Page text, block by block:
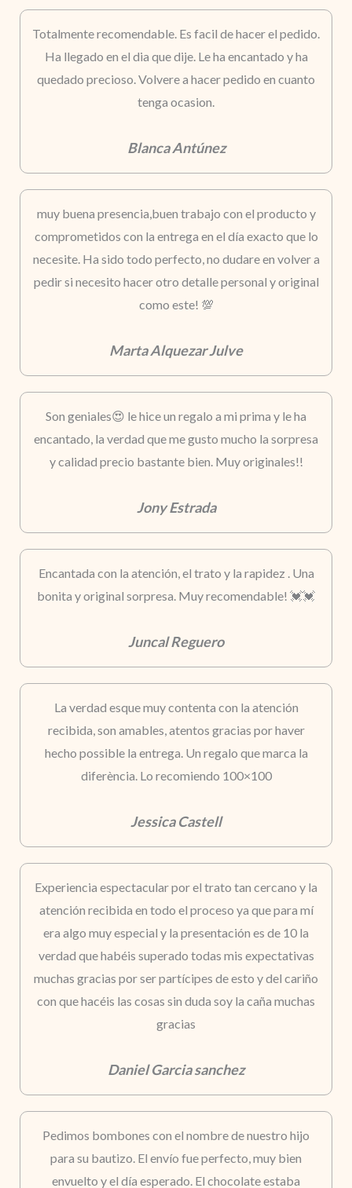
Totalmente recomendable. Es facil de hacer el pedido.
Ha llegado en el dia que dije. Le ha encantado y ha
quedado precioso. Volvere a hacer pedido en cuanto
tenga ocasion.
Blanca Antúnez
muy buena presencia,buen trabajo con el producto y
comprometidos con la entrega en el día exacto que lo
necesite. Ha sido todo perfecto, no dudare en volver a
pedir si necesito hacer otro detalle personal y original
como este! 💯
Marta Alquezar Julve
Son geniales😍 le hice un regalo a mi prima y le ha
encantado, la verdad que me gusto mucho la sorpresa
y calidad precio bastante bien. Muy originales!!
Jony Estrada
Encantada con la atención, el trato y la rapidez . Una
bonita y original sorpresa. Muy recomendable! 💓💓
Juncal Reguero
La verdad esque muy contenta con la atención
recibida, son amables, atentos gracias por haver
hecho possible la entrega. Un regalo que marca la
diferència. Lo recomiendo 100×100
Jessica Castell
Experiencia espectacular por el trato tan cercano y la
atención recibida en todo el proceso ya que para mí
era algo muy especial y la presentación es de 10 la
verdad que habéis superado todas mis expectativas
muchas gracias por ser partícipes de esto y del cariño
con que hacéis las cosas sin duda soy la caña muchas
gracias
Daniel Garcia sanchez
Pedimos bombones con el nombre de nuestro hijo
para su bautizo. El envío fue perfecto, muy bien
envuelto y el día esperado. El chocolate estaba